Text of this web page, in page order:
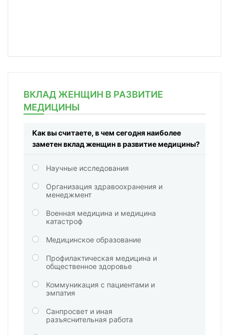
ВКЛАД ЖЕНЩИН В РАЗВИТИЕ
МЕДИЦИНЫ
Как вы считаете, в чем сегодня наиболее
заметен вклад женщин в развитие медицины?
Научные исследования
Организация здравоохранения и
менеджмент
Военная медицина и медицина
катастроф
Медицинское образование
Профилактическая медицина и
общественное здоровье
Коммуникация с пациентами и
эмпатия
Санпросвет и иная
разъяснительная работа